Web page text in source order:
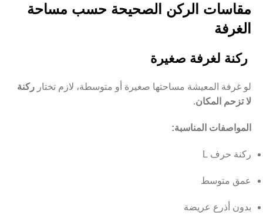
مقاسات الركن الصحيحة حسب مساحة
الغرفة
ركنة لغرفة صغيرة
لو غرفة المعيشة مساحتها صغيرة أو متوسطة، لازم تختار ركنة
لا تزحم المكان.
المواصفات المناسبة:
ركنة حرف L
عمق متوسط
بدون أذرع عريضة